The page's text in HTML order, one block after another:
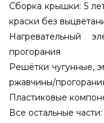
Сборка крышки: 5
краски без
Нагревательный
прогорания
Решётки чугунные,
ржавчины/
Пластиковые
Все остальные части: